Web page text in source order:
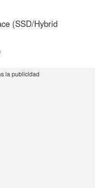
(SSD/Hybrid